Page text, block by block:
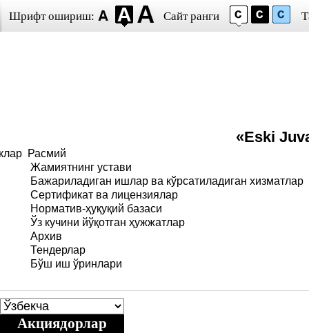
Шрифт ошириш: Сайт ранги
«Eski
Расмий
Жамиятнинг устави
Бажариладиган ишлар ва кўрсатиладиган хизматлар
Сертификат ва лицензиялар
Норматив-ҳуқуқий базаси
Ўз кучини йўқотган ҳужжатлар
Архив
Тендерлар
Бўш иш ўринлари
Акциядорлар